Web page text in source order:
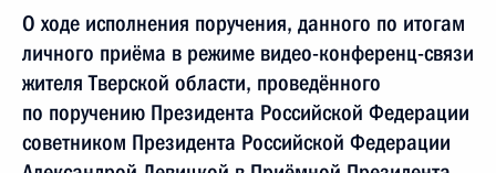
О ходе исполнения поручения, данного по итогам
личного приёма в режиме видео-конференц-связи
жителя Тверской области, проведённого
по поручению Президента Российской Федерации
советником Президента Российской Федерации